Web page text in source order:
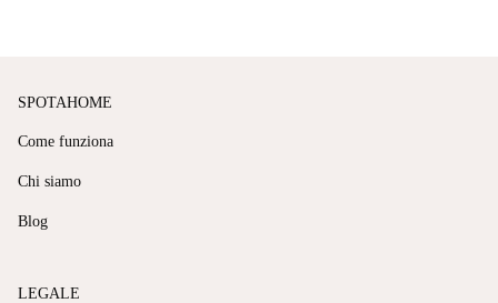
SPOTAHOME
Come funziona
Chi siamo
Blog
LEGALE